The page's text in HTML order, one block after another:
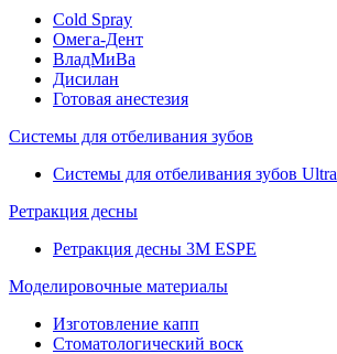
Cold Spray
Омега-Дент
ВладМиВа
Дисилан
Готовая анестезия
Системы для отбеливания зубов
Системы для отбеливания зубов
Ретракция десны
Ретракция десны 3M ESPE
Моделировочные материалы
Изготовление капп
Стоматологический воск